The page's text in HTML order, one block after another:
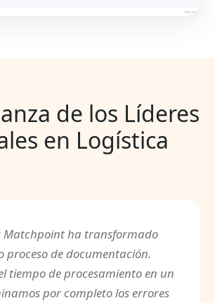
de los Líderes
en Logística
Matchpoint ha transformado
proceso de documentación.
tiempo de procesamiento en un
por completo los errores